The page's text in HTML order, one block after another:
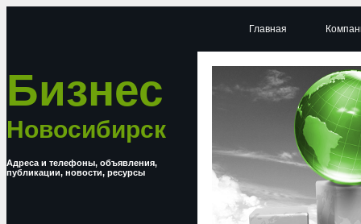
Бизнес
Новосибирск
Адреса и телефоны, объявления,
публикации, новости, ресурсы
Главная